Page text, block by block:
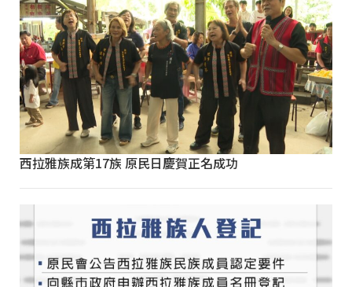
西拉雅族成第17族 原民日慶賀正名成功